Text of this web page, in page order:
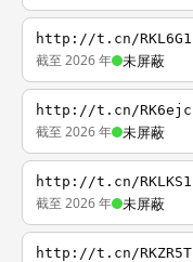
http://t.cn/RKL6G1
截至 2026 年 未屏蔽
http://t.cn/RK6ejc
截至 2026 年 未屏蔽
http://t.cn/RKLKS1
截至 2026 年 未屏蔽
http://t.cn/RKZR5T